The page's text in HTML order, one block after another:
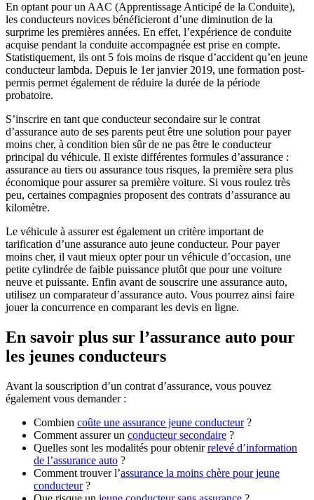
En optant pour un AAC (Apprentissage Anticipé de la Conduite),
les conducteurs novices bénéficieront d’une diminution de la
surprime les premières années. En effet, l’expérience de conduite
acquise pendant la conduite accompagnée est prise en compte.
Statistiquement, ils ont 5 fois moins de risque d’accident qu’en jeune
conducteur lambda. Depuis le 1er janvier 2019, une formation post-
permis permet également de réduire la durée de la période
probatoire.
S’inscrire en tant que conducteur secondaire sur le contrat
d’assurance auto de ses parents peut être une solution pour payer
moins cher, à condition bien sûr de ne pas être le conducteur
principal du véhicule. Il existe différentes formules d’assurance :
assurance au tiers ou assurance tous risques, la première sera plus
économique pour assurer sa première voiture. Si vous roulez très
peu, certaines compagnies proposent des contrats d’assurance au
kilomètre.
Le véhicule à assurer est également un critère important de
tarification d’une assurance auto jeune conducteur. Pour payer
moins cher, il vaut mieux opter pour un véhicule d’occasion, une
petite cylindrée de faible puissance plutôt que pour une voiture
neuve et puissante. Enfin avant de souscrire une assurance auto,
utilisez un comparateur d’assurance auto. Vous pourrez ainsi faire
jouer la concurrence en comparant les devis en ligne.
En savoir plus sur l’assurance auto pour
les jeunes conducteurs
Avant la souscription d’un contrat d’assurance, vous pouvez
également vous demander :
Combien coûte une assurance jeune conducteur?
Comment assurer un conducteur secondaire ?
Quelles sont les modalités pour obtenirrelevé d’information
de l’assurance auto ?
Comment trouver l’assurance la moins chère pour jeune
conducteur?